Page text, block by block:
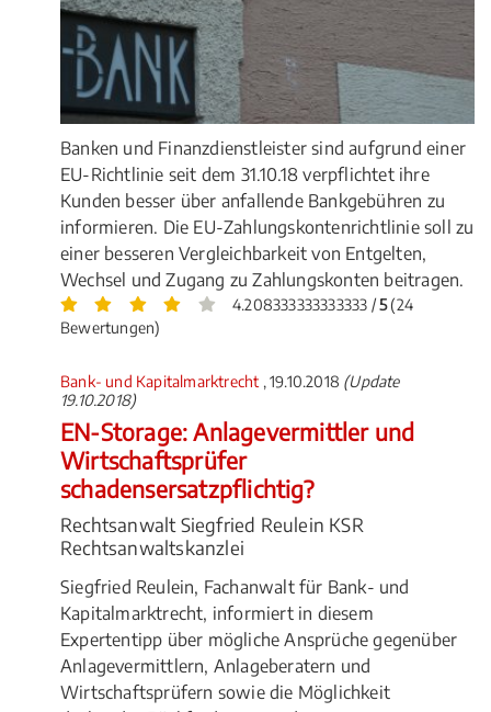
Banken und Finanzdienstleister sind aufgrund einer
EU-Richtlinie seit dem 31.10.18 verpflichtet ihre
Kunden besser über anfallende Bankgebühren zu
informieren. Die EU-Zahlungskontenrichtlinie soll zu
einer besseren Vergleichbarkeit von Entgelten,
Wechsel und Zugang zu Zahlungskonten beitragen.
4.208333333333333 /5(24
Bewertungen)
Bank- und Kapitalmarktrecht , 19.10.2018 (Update
19.10.2018)
EN-Storage: Anlagevermittler und
Wirtschaftsprüfer
schadensersatzpflichtig?
Rechtsanwalt Siegfried Reulein KSR
Rechtsanwaltskanzlei
Siegfried Reulein, Fachanwalt für Bank- und
Kapitalmarktrecht, informiert in diesem
Expertentipp über mögliche Ansprüche gegenüber
Anlagevermittlern, Anlageberatern und
Wirtschaftsprüfern sowie die Möglichkeit